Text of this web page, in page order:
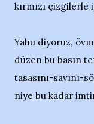
kırmızı
Yahu diyoruz,
düzen bu basın
tasasını-
niye bu kadar